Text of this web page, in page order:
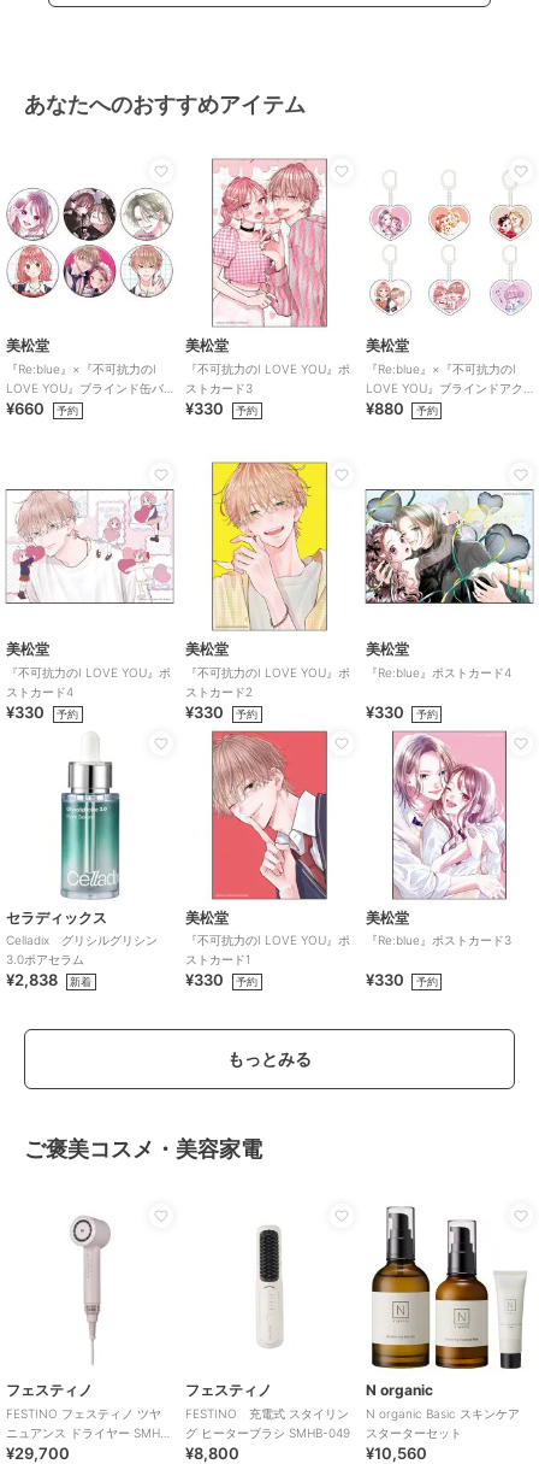
あなたへのおすすめアイテム
美松堂
『Re:blue』×『不可抗力のI
LOVE YOU』ブラインド缶バ
ッジ（全6種）
¥660 予約
美松堂
『不可抗力のI LOVE YOU』ポ
ストカード3
¥330 予約
美松堂
『Re:blue』×『不可抗力のI
LOVE YOU』ブラインドアク
リルキーホルダー（全6種）
¥880 予約
美松堂
『不可抗力のI LOVE YOU』ポ
ストカード4
¥330 予約
美松堂
『不可抗力のI LOVE YOU』ポ
ストカード2
¥330 予約
美松堂
『Re:blue』ポストカード4
¥330 予約
セラディックス
Celladix グリシルグリシン
3.0ポアセラム
¥2,838 新着
美松堂
『不可抗力のI LOVE YOU』ポ
ストカード1
¥330 予約
美松堂
『Re:blue』ポストカード3
¥330 予約
もっとみる
ご褒美コスメ・美容家電
フェスティノ
FESTINO フェスティノ ツヤ
ニュアンス ドライヤー SMHB-
047
¥29,700
フェスティノ
FESTINO 充電式 スタイリン
グ ヒーターブラシ SMHB-049
¥8,800
N organic
N organic Basic スキンケア
スターターセット
¥10,560